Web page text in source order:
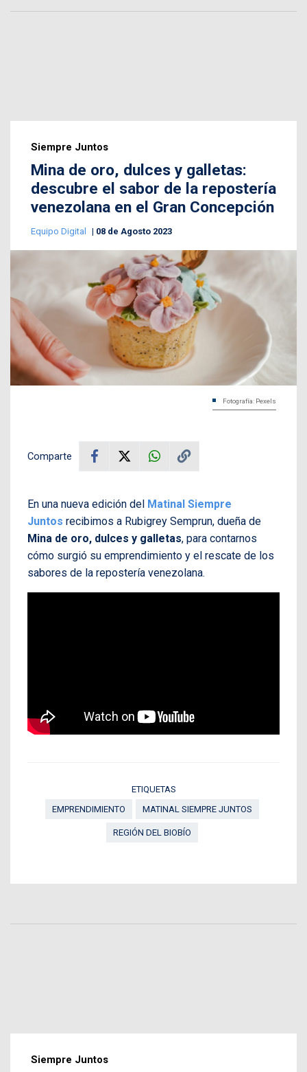
Siempre Juntos
Mina de oro, dulces y galletas:
descubre el sabor de la repostería
venezolana en el Gran Concepción
Equipo Digital 08 de Agosto 2023
Fotografía: Pexels
Comparte
En una nueva edición del Matinal Siempre
Juntos recibimos a Rubigrey Semprun, dueña de
Mina de oro, dulces y galletas, para contarnos
cómo surgió su emprendimiento y el rescate de los
sabores de la repostería venezolana.
ETIQUETAS
EMPRENDIMIENTO
MATINAL SIEMPRE JUNTOS
REGIÓN DEL BIOBÍO
Siempre Juntos